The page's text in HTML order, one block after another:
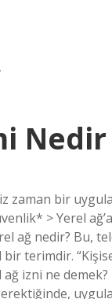
Nedir
zaman bir
> Yerel
ağ nedir? Bu,
terimdir.
ağ izni ne